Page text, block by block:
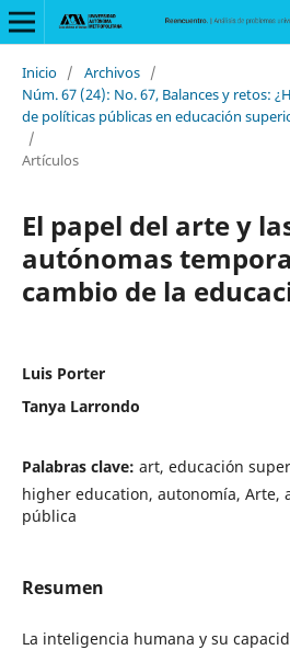
Inicio / Archivos /
Núm. 67 (24): No. 67, Balances y retos:
de políticas públicas en educación
/
Artículos
El papel del arte y
autónomas
cambio de la
Luis Porter
Tanya Larrondo
Palabras clave: art, educación
higher education, autonomía, Arte,
pública
Resumen
La inteligencia humana y su